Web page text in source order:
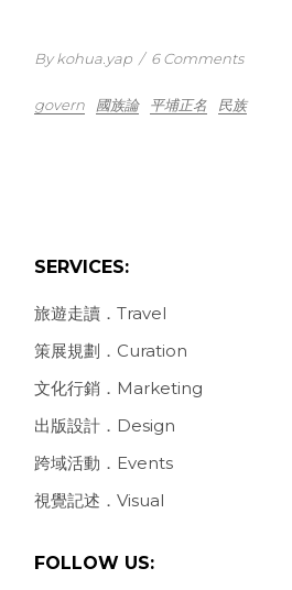
By kohua.yap / 6 Comments
govern 國族論 平埔正名 民族
SERVICES:
旅遊走讀．Travel
策展規劃．Curation
文化行銷．Marketing
出版設計．Design
跨域活動．Events
視覺記述．Visual
FOLLOW US: